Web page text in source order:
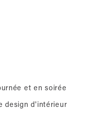
et en soirée
design d'intérieur